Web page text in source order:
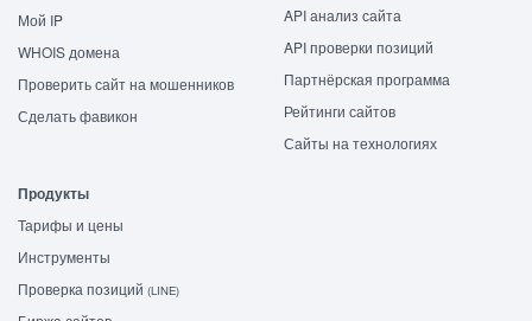
Мой IP
WHOIS домена
Проверить сайт на мошенников
Сделать фавикон
API анализ сайта
API проверки позиций
Партнёрская программа
Рейтинги сайтов
Сайты на технологиях
Продукты
Тарифы и цены
Инструменты
Проверка позиций (LINE)